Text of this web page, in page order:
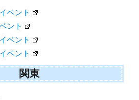
ベント
ント
ベント
ベント
関東